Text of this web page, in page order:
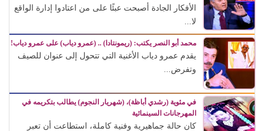
الأفكار الجادة أصبحت عبئًا على من اعتادوا إدارة الواقع
لا...
محمد أبو النصر يكتب: (ريمونتادا) .. (عمرو دياب) على عمرو دياب!
يقدم عمرو دياب الأغنية التي تتحول إلى عنوان للصيف
وتفرض...
في مئوية (رشدي أباظة)، (شهريار النجوم) يطالب بتكريمه في
المهرجانات السينمائية
كان حالة جماهيرية وفنية كاملة، استطاعت أن تعبر